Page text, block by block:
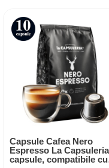
Capsule Cafea Nero
Espresso La
capsule, compatibile cu